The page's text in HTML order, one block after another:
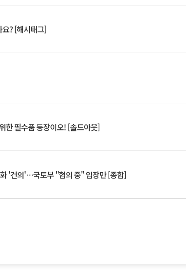
? [해시태그]
한 필수품 등장이오! [솔드아웃]
'건의'⋯국토부 "협의 중" 입장만 [종합]